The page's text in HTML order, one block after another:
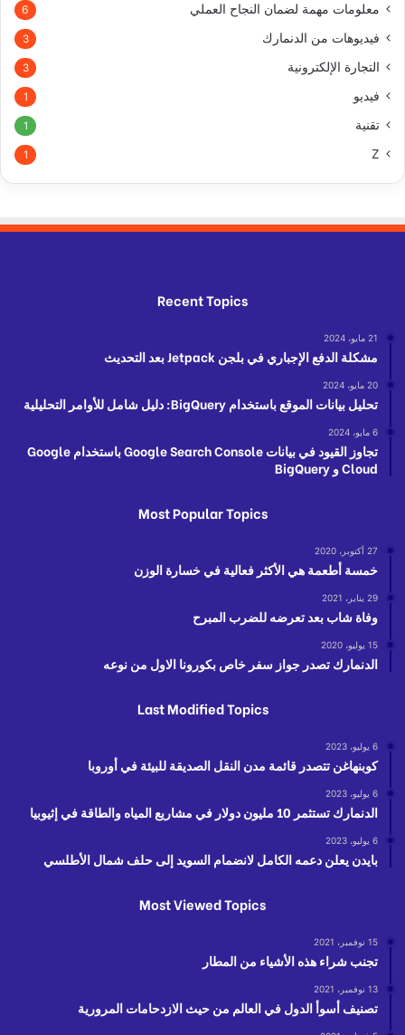
معلومات مهمة لضمان النجاح العملي 6
فيديوهات من الدنمارك 3
التجارة الإلكترونية 3
فيديو 1
تقنية 1
Z
1
Recent Topics
21 مايو، 2024
مشكلة الدفع الإجباري في بلجن Jetpack بعد التحديث
20 مايو، 2024
تحليل بيانات الموقع باستخدام BigQuery: دليل شامل للأوامر التحليلية
6 مايو، 2024
تجاوز القيود في بيانات Google Search Console باستخدام Google
Cloud و BigQuery
Most Popular Topics
27 أكتوبر، 2020
خمسة أطعمة هي الأكثر فعالية في خسارة الوزن
29 يناير، 2021
وفاة شاب بعد تعرضه للضرب المبرح
15 يوليو، 2020
الدنمارك تصدر جواز سفر خاص بكورونا الاول من نوعه
Last Modified Topics
6 يوليو، 2023
كوبنهاغن تتصدر قائمة مدن النقل الصديقة للبيئة في أوروبا
6 يوليو، 2023
الدنمارك تستثمر 10 مليون دولار في مشاريع المياه والطاقة في إثيوبيا
6 يوليو، 2023
بايدن يعلن دعمه الكامل لانضمام السويد إلى حلف شمال الأطلسي
Most Viewed Topics
15 نوفمبر، 2021
تجنب شراء هذه الأشياء من المطار
13 نوفمبر، 2021
تصنيف أسوأ الدول في العالم من حيث الازدحامات المرورية